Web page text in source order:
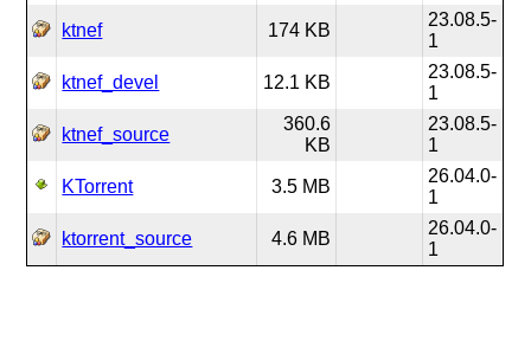
ktnef 174 KB
23.08.5-
1
ktnef_devel 12.1 KB
23.08.5-
1
ktnef_source
360.6
KB
23.08.5-
1
KTorrent 3.5 MB
26.04.0-
1
ktorrent_source 4.6 MB
26.04.0-
1